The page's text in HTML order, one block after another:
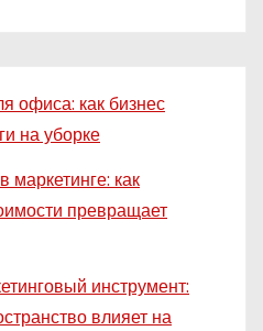
офиса: как бизнес
на уборке
как
превращает
инструмент:
влияет на